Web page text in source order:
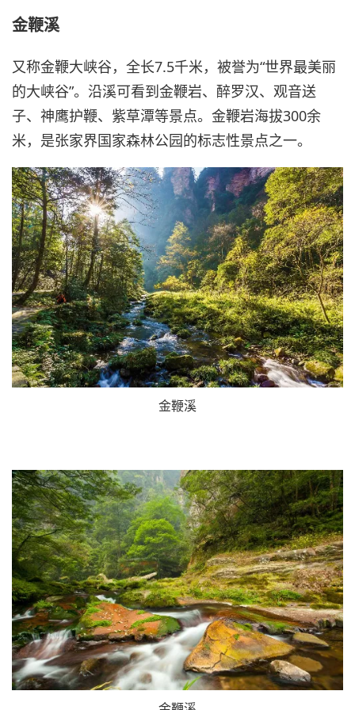
金鞭溪
又称金鞭大峡谷，全长7.5千米，被誉为“世界最美丽
的大峡谷”。沿溪可看到金鞭岩、醉罗汉、观音送
子、神鹰护鞭、紫草潭等景点。金鞭岩海拔300余
米，是张家界国家森林公园的标志性景点之一。
金鞭溪